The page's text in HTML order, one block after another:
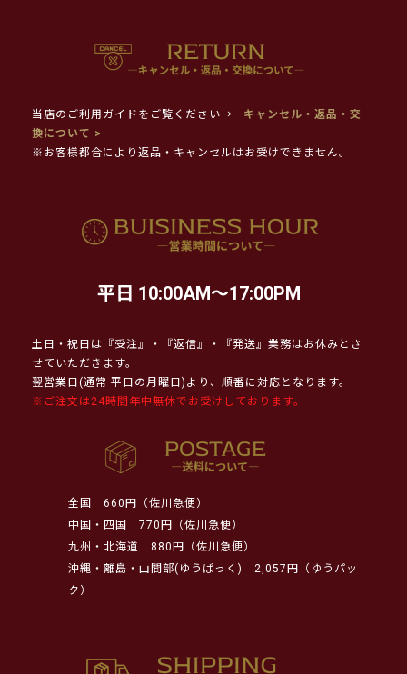
当店のご利用ガイドをご覧ください→
キャンセル・返品・交
換について >
※お客様都合により返品・キャンセルはお受けできません。
平日 10:00AM～17:00PM
土日・祝日は『受注』・『返信』・『発送』業務はお休みとさ
せていただきます。
翌営業日(通常 平日の月曜日)より、順番に対応となります。
※ご注文は24時間年中無休でお受けしております。
全国
660円（佐川急便）
中国・四国
770円（佐川急便）
九州・北海道
880円（佐川急便）
沖縄・離島・山間部(ゆうぱっく)
2,057円（ゆうパッ
ク）